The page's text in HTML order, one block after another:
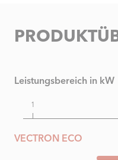
Leistungsbereich in kW
VECTRON ECO
1